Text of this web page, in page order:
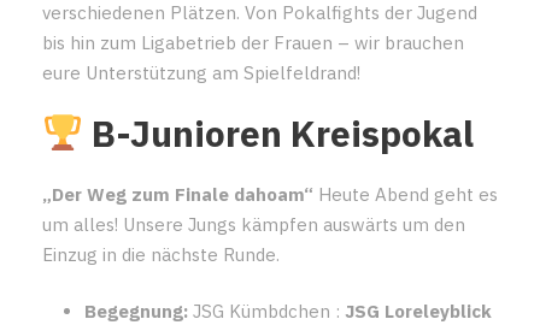
verschiedenen Plätzen. Von Pokalfights der Jugend
bis hin zum Ligabetrieb der Frauen – wir brauchen
eure Unterstützung am Spielfeldrand!
B-Junioren Kreispokal
„Der Weg zum Finale dahoam“ Heute Abend geht es
um alles! Unsere Jungs kämpfen auswärts um den
Einzug in die nächste Runde.
Begegnung: JSG Kümbdchen : JSG Loreleyblick